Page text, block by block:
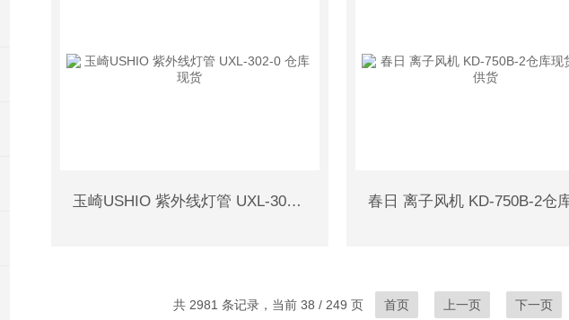
玉崎USHIO 紫外线灯管 UXL-302-0 仓库现货
共 2981 条记录，当前 38 / 249 页 首页 上一页 下一页